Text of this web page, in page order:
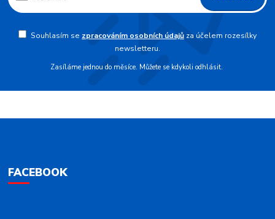
Souhlasím se zpracováním osobních údajůza účelem rozesílky
newsletteru.
Zasíláme jednou do měsíce. Můžete se kdykoli odhlásit.
FACEBOOK